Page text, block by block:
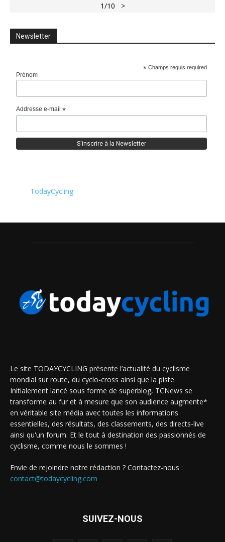
1/10 >
Newsletter
* Champs requis required
Prénom
Addresse e-mail*
TodayCycling
Le site TODAYCYCLING présente l’actualité du cyclisme
mondial sur route, du cyclo-cross ainsi que la piste.
Initialement lancé sous forme de superblog, TCNews se
transforme au fur et à mesure que son audience augmente*
en véritable site média avec toutes les informations
essentielles, des résultats, des classements, des directs-live
ainsi qu'un forum. Et le tout à destination des passionnés de
cyclisme, comme nous le sommes !
Envie de rejoindre notre rédaction ? Contactez-nous :
contact@todaycycling.com
SUIVEZ-NOUS